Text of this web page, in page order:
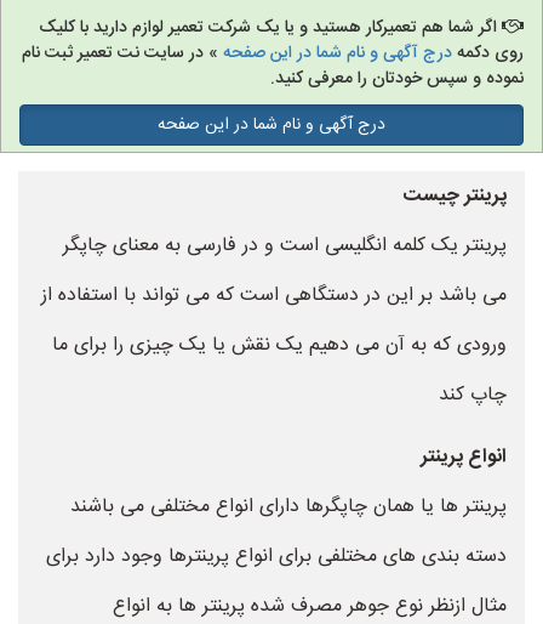
اگر شما هم تعمیرکار هستید و یا یک شرکت تعمیر لوازم دارید با کلیک
روی دکمهدرج آگهی و نام شما در این صفحه » در سایت نت تعمیر ثبت نام
نموده و سپس خودتان را معرفی کنید.
درج آگهی و نام شما در این صفحه
پرینتر چیست
پرینتر یک کلمه انگلیسی است و در فارسی به معنای چاپگر
می باشد بر این در دستگاهی است که می تواند با استفاده از
ورودی که به آن می دهیم یک نقش یا یک چیزی را برای ما
چاپ کند
انواع پرینتر
پرینتر ها یا همان چاپگرها دارای انواع مختلفی می باشند
دسته بندی های مختلفی برای انواع پرینترها وجود دارد برای
مثال ازنظر نوع جوهر مصرف شده پرینتر ها به انواع